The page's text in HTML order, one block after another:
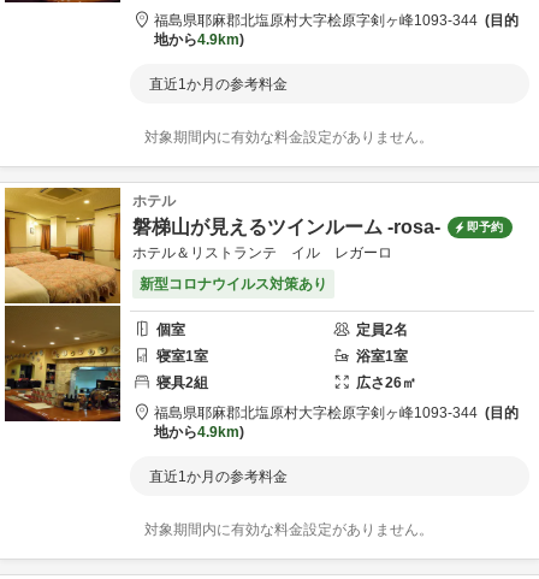
福島県耶麻郡北塩原村大字桧原字剣ヶ峰1093-344
目的
地から4.9km
直近1か月の参考料金
対象期間内に有効な料金設定がありません。
ホテル
磐梯山が見えるツインルーム -rosa- 即予約
ホテル＆リストランテ イル レガーロ
新型コロナウイルス対策あり
個室 定員2名
寝室1室 浴室1室
寝具2組 広さ26㎡
福島県耶麻郡北塩原村大字桧原字剣ヶ峰1093-344
目的
地から4.9km
直近1か月の参考料金
対象期間内に有効な料金設定がありません。